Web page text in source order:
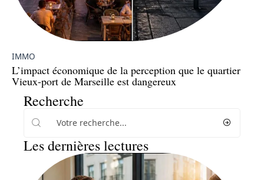
IMMO
L’impact économique de la perception que le quartier
Vieux-port de Marseille est dangereux
Recherche
Les dernières lectures